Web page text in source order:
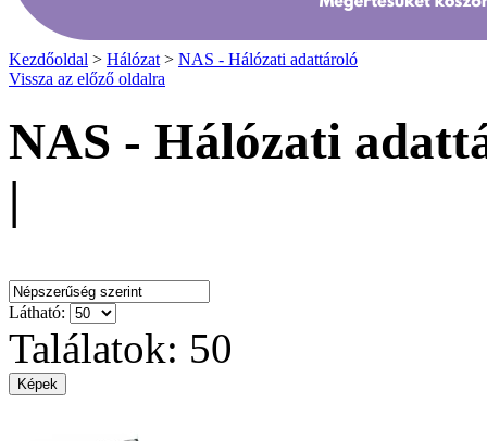
Kezdőoldal > Hálózat > NAS - Hálózati adattároló
Vissza az előző oldalra
NAS - Hálózati
|
Látható:
Találatok: 50